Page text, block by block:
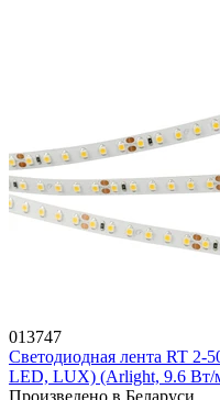
013747
Светодиодная лента RT 2-
LED, LUX) (Arlight, 9.6 Вт/
Произведено в Беларуси